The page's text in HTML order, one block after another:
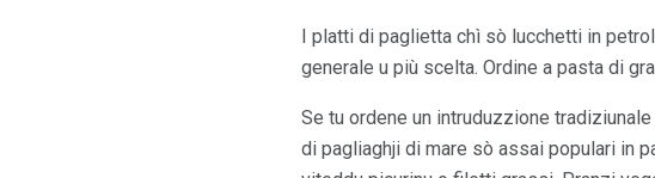
I platti di paglietta chì sò lucchetti in
generale u più scelta. Ordine a pasta di
Se tu ordene un intruduzzione
di pagliaghji di mare sò assai populari in